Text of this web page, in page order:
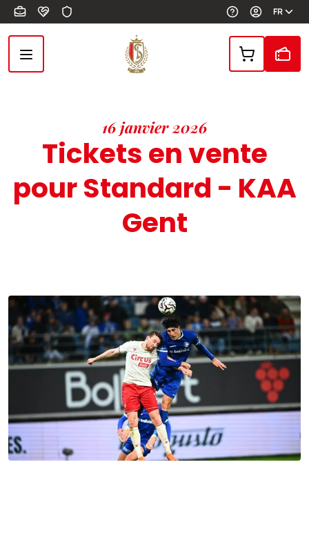
Aller au contenu principal FR
16 janvier 2026
Tickets en vente
pour Standard - KAA
Gent